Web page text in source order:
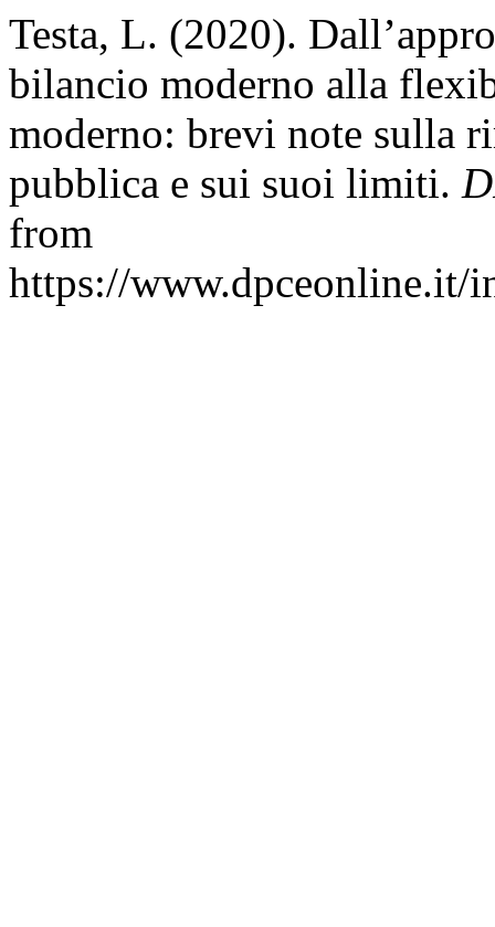
Testa, L. (2020).
bilancio moderno alla
moderno: brevi note sulla
pubblica e sui suoi limiti.
from
https://www.dpceonline.it/